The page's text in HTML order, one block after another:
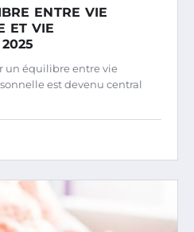
ENTRE VIE
ET VIE
un équilibre entre vie
est devenu central